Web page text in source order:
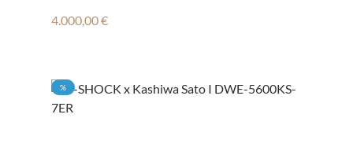
Regulärer Preis:
4.000,00 €
RABATT
%